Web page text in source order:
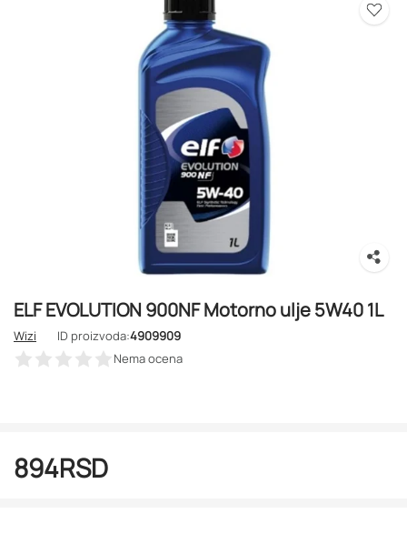
ELF EVOLUTION 900NF Motorno ulje 5W40 1L
Wizi ID proizvoda:4909909
Nema ocena
894RSD